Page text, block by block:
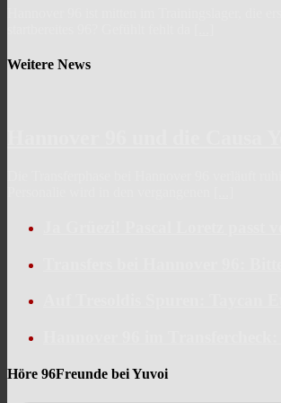
Weitere News
Höre 96Freunde bei Yuvoi